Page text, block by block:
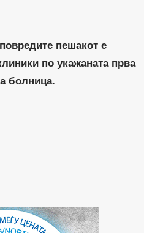
пешакот е
по укажаната прва
болница.